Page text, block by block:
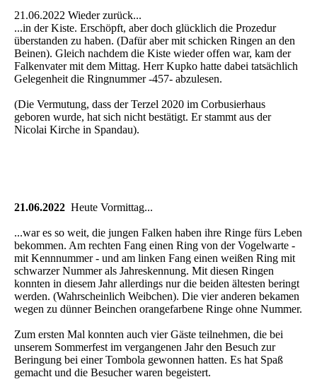
21.06.2022 Wieder zurück...
...in der Kiste. Erschöpft, aber doch glücklich die Prozedur
überstanden zu haben. (Dafür aber mit schicken Ringen an den
Beinen). Gleich nachdem die Kiste wieder offen war, kam der
Falkenvater mit dem Mittag. Herr Kupko hatte dabei tatsächlich
Gelegenheit die Ringnummer -457- abzulesen.
(Die Vermutung, dass der Terzel 2020 im Corbusierhaus
geboren wurde, hat sich nicht bestätigt. Er stammt aus der
Nicolai Kirche in Spandau).
21.06.2022 Heute Vormittag...
...war es so weit, die jungen Falken haben ihre Ringe fürs Leben
bekommen. Am rechten Fang einen Ring von der Vogelwarte -
mit Kennnummer - und am linken Fang einen weißen Ring mit
schwarzer Nummer als Jahreskennung. Mit diesen Ringen
konnten in diesem Jahr allerdings nur die beiden ältesten beringt
werden. (Wahrscheinlich Weibchen). Die vier anderen bekamen
wegen zu dünner Beinchen orangefarbene Ringe ohne Nummer.
Zum ersten Mal konnten auch vier Gäste teilnehmen, die bei
unserem Sommerfest im vergangenen Jahr den Besuch zur
Beringung bei einer Tombola gewonnen hatten. Es hat Spaß
gemacht und die Besucher waren begeistert.